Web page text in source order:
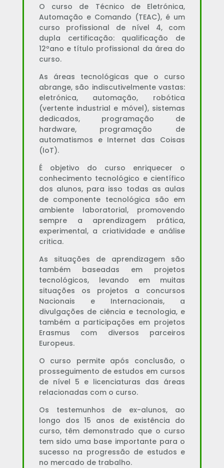
O curso de Técnico de Eletrónica,
Automação e Comando (TEAC), é um
curso profissional de nível 4, com
dupla certificação: qualificação de
12ºano e título profissional da área do
curso.
As áreas tecnológicas que o curso
abrange, são indiscutivelmente vastas:
eletrónica, automação, robótica
(vertente industrial e móvel), sistemas
dedicados, programação de
hardware, programação de
automatismos e Internet das Coisas
(IoT).
É objetivo do curso enriquecer o
conhecimento tecnológico e científico
dos alunos, para isso todas as aulas
de componente tecnológica são em
ambiente laboratorial, promovendo
sempre a aprendizagem prática,
experimental, a criatividade e análise
critica.
As situações de aprendizagem são
também baseadas em projetos
tecnológicos, levando em muitas
situações os projetos a concursos
Nacionais e Internacionais, a
divulgações de ciência e tecnologia, e
também a participações em projetos
Erasmus com diversos parceiros
Europeus.
O curso permite após conclusão, o
prosseguimento de estudos em cursos
de nível 5 e licenciaturas das áreas
relacionadas com o curso.
Os testemunhos de ex-alunos, ao
longo dos 15 anos de existência do
curso, têm demonstrado que o curso
tem sido uma base importante para o
sucesso na progressão de estudos e
no mercado de trabalho.